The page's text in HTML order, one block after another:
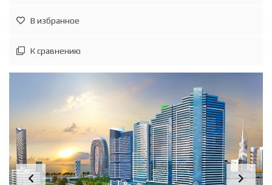
В избранное
К сравнению